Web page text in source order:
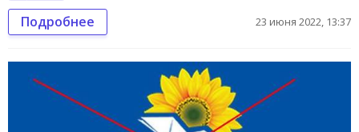
Подробнее 23 июня 2022, 13:37